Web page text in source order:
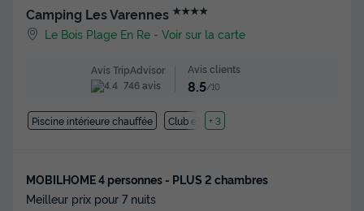
Camping Les Varennes ★★★★
Le Bois Plage En Re -Voir sur la carte
Avis TripAdvisor
746 avis
Avis clients
8.5/10
Piscine intérieure chauffée Club enfant
+ 3
MOBILHOME 4 personnes - PLUS 2 chambres
Meilleur prix pour 7 nuits